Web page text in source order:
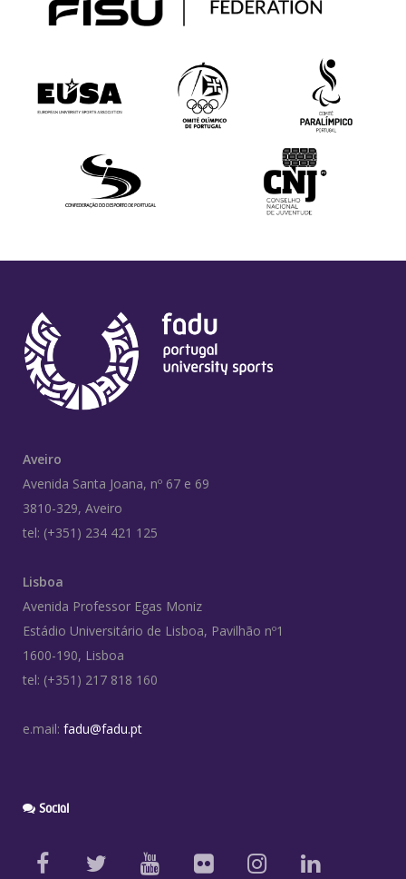
Aveiro
Avenida Santa Joana, nº 67 e 69
3810-329, Aveiro
tel: (+351) 234 421 125
Lisboa
Avenida Professor Egas Moniz
Estádio Universitário de Lisboa, Pavilhão nº1
1600-190, Lisboa
tel: (+351) 217 818 160
e.mail: fadu@fadu.pt
Social